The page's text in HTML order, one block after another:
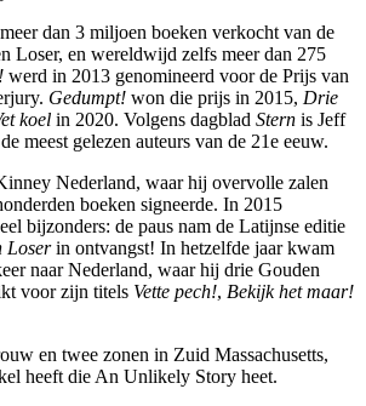
dan 3 miljoen boeken verkocht van de
Loser, en wereldwijd zelfs meer dan 275
werd in 2013 genomineerd voor de Prijs van
Gedumpt! won die prijs in 2015, Drie
koel in 2020. Volgens dagblad Stern is Jeff
meest gelezen auteurs van de 21e eeuw.
Nederland, waar hij overvolle zalen
boeken signeerde. In 2015
bijzonders: de paus nam de Latijnse editie
Loserin ontvangst! In hetzelfde jaar kwam
naar Nederland, waar hij drie Gouden
voor zijn titels Vette pech!, Bekijk het maar!
en twee zonen in Zuid Massachusetts,
heeft die An Unlikely Story heet.